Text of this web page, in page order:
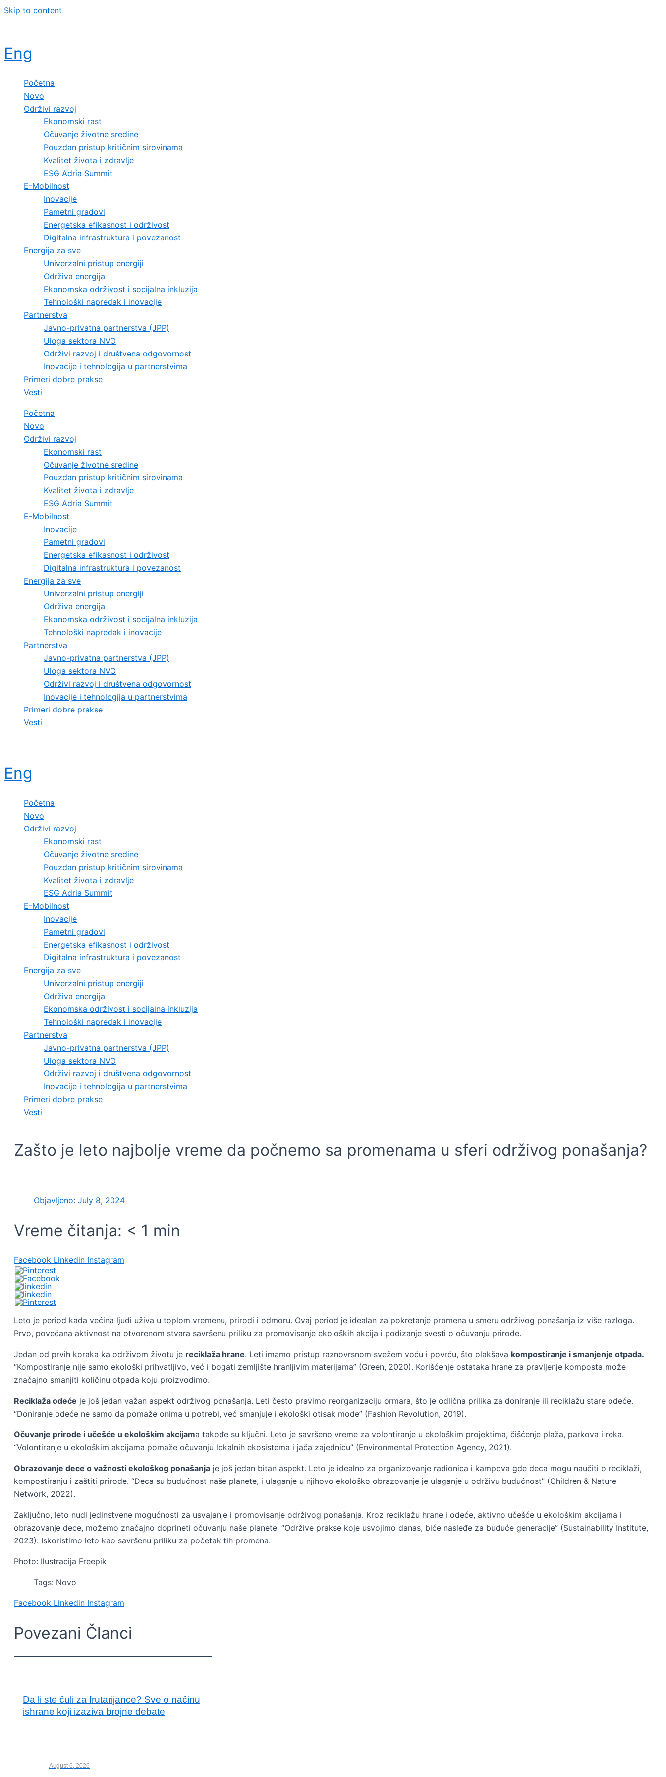
Skip to content
Eng
Početna
Novo
Održivi razvoj
Ekonomski rast
Očuvanje životne sredine
Pouzdan pristup kritičnim sirovinama
Kvalitet života i zdravlje
ESG Adria Summit
E-Mobilnost
Inovacije
Pametni gradovi
Energetska efikasnost i održivost
Digitalna infrastruktura i povezanost
Energija za sve
Univerzalni pristup energiji
Održiva energija
Ekonomska održivost i socijalna inkluzija
Tehnološki napredak i inovacije
Partnerstva
Javno-privatna partnerstva (JPP)
Uloga sektora NVO
Održivi razvoj i društvena odgovornost
Inovacije i tehnologija u partnerstvima
Primeri dobre prakse
Vesti
Početna
Novo
Održivi razvoj
Ekonomski rast
Očuvanje životne sredine
Pouzdan pristup kritičnim sirovinama
Kvalitet života i zdravlje
ESG Adria Summit
E-Mobilnost
Inovacije
Pametni gradovi
Energetska efikasnost i održivost
Digitalna infrastruktura i povezanost
Energija za sve
Univerzalni pristup energiji
Održiva energija
Ekonomska održivost i socijalna inkluzija
Tehnološki napredak i inovacije
Partnerstva
Javno-privatna partnerstva (JPP)
Uloga sektora NVO
Održivi razvoj i društvena odgovornost
Inovacije i tehnologija u partnerstvima
Primeri dobre prakse
Vesti
Eng
Početna
Novo
Održivi razvoj
Ekonomski rast
Očuvanje životne sredine
Pouzdan pristup kritičnim sirovinama
Kvalitet života i zdravlje
ESG Adria Summit
E-Mobilnost
Inovacije
Pametni gradovi
Energetska efikasnost i održivost
Digitalna infrastruktura i povezanost
Energija za sve
Univerzalni pristup energiji
Održiva energija
Ekonomska održivost i socijalna inkluzija
Tehnološki napredak i inovacije
Partnerstva
Javno-privatna partnerstva (JPP)
Uloga sektora NVO
Održivi razvoj i društvena odgovornost
Inovacije i tehnologija u partnerstvima
Primeri dobre prakse
Vesti
Zašto je leto najbolje vreme da počnemo sa promenama u sferi održivog ponašanja?
Objavljeno: July 8, 2024
Vreme čitanja: < 1 min
Facebook Linkedin Instagram
Leto je period kada većina ljudi uživa u toplom vremenu, prirodi i odmoru. Ovaj period je idealan za pokretanje promena u smeru održivog ponašanja iz više razloga.
Prvo, povećana aktivnost na otvorenom stvara savršenu priliku za promovisanje ekoloških akcija i podizanje svesti o očuvanju prirode.
Jedan od prvih koraka ka održivom životu je reciklaža hrane. Leti imamo pristup raznovrsnom svežem voću i povrću, što olakšava kompostiranje i smanjenje otpada.
“Kompostiranje nije samo ekološki prihvatljivo, već i bogati zemljište hranljivim materijama” (Green, 2020). Korišćenje ostataka hrane za pravljenje komposta može
značajno smanjiti količinu otpada koju proizvodimo.
Reciklaža odeće je još jedan važan aspekt održivog ponašanja. Leti često pravimo reorganizaciju ormara, što je odlična prilika za doniranje ili reciklažu stare odeće.
“Doniranje odeće ne samo da pomaže onima u potrebi, već smanjuje i ekološki otisak mode” (Fashion Revolution, 2019).
Očuvanje prirode i učešće u ekološkim akcijama takođe su ključni. Leto je savršeno vreme za volontiranje u ekološkim projektima, čišćenje plaža, parkova i reka.
“Volontiranje u ekološkim akcijama pomaže očuvanju lokalnih ekosistema i jača zajednicu” (Environmental Protection Agency, 2021).
Obrazovanje dece o važnosti ekološkog ponašanja je još jedan bitan aspekt. Leto je idealno za organizovanje radionica i kampova gde deca mogu naučiti o reciklaži,
kompostiranju i zaštiti prirode. “Deca su budućnost naše planete, i ulaganje u njihovo ekološko obrazovanje je ulaganje u održivu budućnost” (Children & Nature
Network, 2022).
Zaključno, leto nudi jedinstvene mogućnosti za usvajanje i promovisanje održivog ponašanja. Kroz reciklažu hrane i odeće, aktivno učešće u ekološkim akcijama i
obrazovanje dece, možemo značajno doprineti očuvanju naše planete. “Održive prakse koje usvojimo danas, biće nasleđe za buduće generacije” (Sustainability Institute,
2023). Iskoristimo leto kao savršenu priliku za početak tih promena.
Photo: Ilustracija Freepik
Tags: Novo
Facebook Linkedin Instagram
Povezani Članci
Da li ste čuli za frutarijance? Sve o načinu
ishrane koji izaziva brojne debate
August 6, 2026